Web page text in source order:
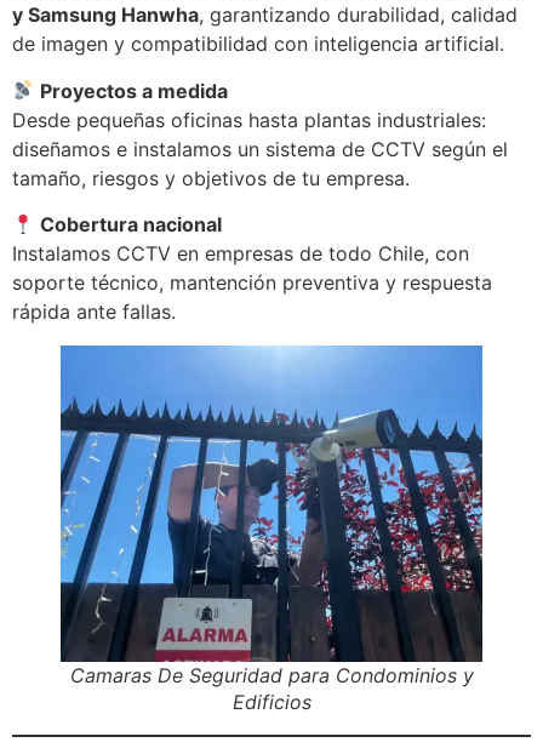
y Samsung Hanwha, garantizando durabilidad, calidad
de imagen y compatibilidad con inteligencia artificial.
Proyectos a medida
Desde pequeñas oficinas hasta plantas industriales:
diseñamos e instalamos un sistema de CCTV según el
tamaño, riesgos y objetivos de tu empresa.
Cobertura nacional
Instalamos CCTV en empresas de todo Chile, con
soporte técnico, mantención preventiva y respuesta
rápida ante fallas.
Camaras De Seguridad para Condominios y
Edificios